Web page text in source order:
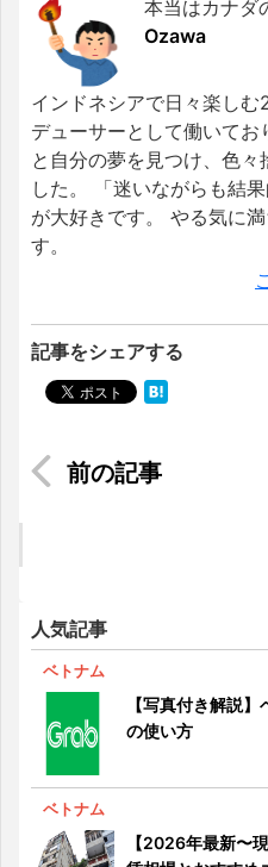
本当はカナダ
Ozawa
インドネシアで日々楽し
デューサーとして働いて
と自分の夢を見つけ、色々
した。 「迷いながらも結
が大好きです。 やる気に
す。
記事をシェアする
ベトナムで仕事がした
仕事で求められるイン
人気記事
ベトナム
【写真付き解説
の使い方
ベトナム
【2026年最新〜